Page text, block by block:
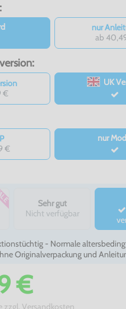
nur
ab
€
UK
€
nur
Sehr gut
Nicht verfügbar
- Normale
Originalverpackung und
€
zzgl. Versandkosten